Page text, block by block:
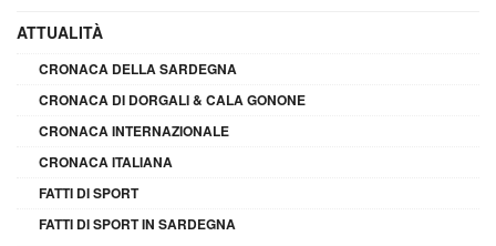
ATTUALITÀ
CRONACA DELLA SARDEGNA
CRONACA DI DORGALI & CALA GONONE
CRONACA INTERNAZIONALE
CRONACA ITALIANA
FATTI DI SPORT
FATTI DI SPORT IN SARDEGNA